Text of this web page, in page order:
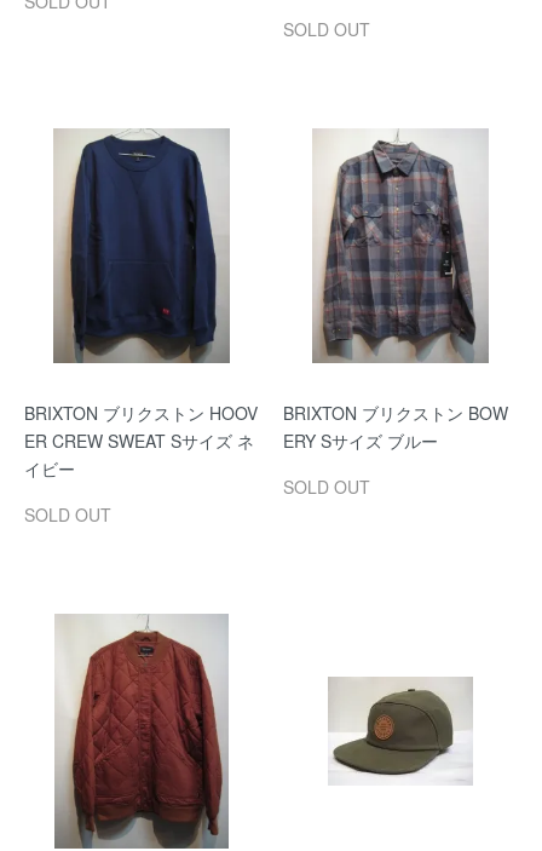
SOLD OUT
BRIXTON ブリクストン HOOV
ER CREW SWEAT Sサイズ ネ
イビー
SOLD OUT
BRIXTON ブリクストン BOW
ERY Sサイズ ブルー
SOLD OUT